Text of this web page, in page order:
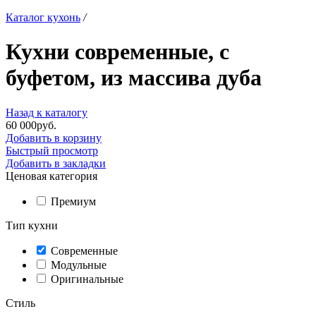
Каталог кухонь /
Кухни современные, с
буфетом, из массива дуба
Назад к каталогу
60 000руб.
Добавить в корзину
Быстрый просмотр
Добавить в закладки
Ценовая категория
Премиум
Тип кухни
Современные
Модульные
Оригинальные
Стиль